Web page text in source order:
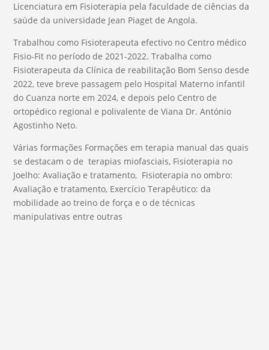
Licenciatura em Fisioterapia pela faculdade de ciências da
saúde da universidade Jean Piaget de Angola.
Trabalhou como Fisioterapeuta efectivo no Centro médico
Fisio-Fit no período de 2021-2022. Trabalha como
Fisioterapeuta da Clínica de reabilitação Bom Senso desde
2022, teve breve passagem pelo Hospital Materno infantil
do Cuanza norte em 2024, e depois pelo Centro de
ortopédico regional e polivalente de Viana Dr. António
Agostinho Neto.
Várias formações Formações em terapia manual das quais
se destacam o de terapias miofasciais, Fisioterapia no
Joelho: Avaliação e tratamento, Fisioterapia no ombro:
Avaliação e tratamento, Exercício Terapêutico: da
mobilidade ao treino de força e o de técnicas
manipulativas entre outras